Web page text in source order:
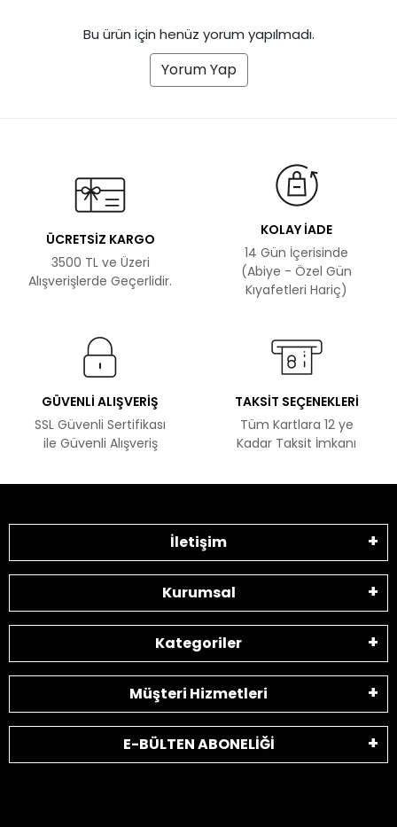
Bu ürün için henüz yorum yapılmadı.
Yorum Yap
ÜCRETSİZ KARGO
3500 TL ve Üzeri
Alışverişlerde Geçerlidir.
KOLAY İADE
14 Gün İçerisinde
(Abiye - Özel Gün
Kıyafetleri Hariç)
GÜVENLİ ALIŞVERİŞ
SSL Güvenli Sertifikası
ile Güvenli Alışveriş
TAKSİT SEÇENEKLERİ
Tüm Kartlara 12 ye
Kadar Taksit İmkanı
İletişim
Kurumsal
Kategoriler
Müşteri Hizmetleri
E-BÜLTEN ABONELİĞİ